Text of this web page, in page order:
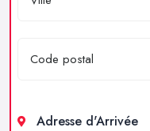
Adresse d'Arrivée